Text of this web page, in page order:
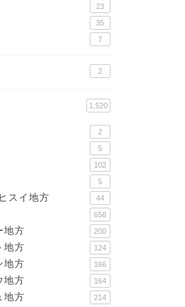
23
35
7
2
1,520
2
5
102
5
スイ地方 44
658
地方 200
地方 124
地方 166
地方 164
地方 214